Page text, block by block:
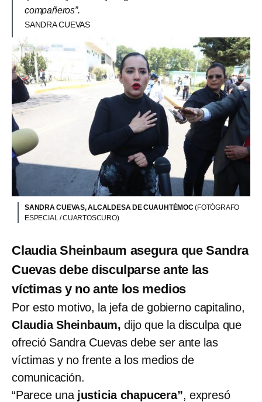
compañeros”.
SANDRA CUEVAS
SANDRA CUEVAS, ALCALDESA DE CUAUHTÉMOC(FOTÓGRAFO
ESPECIAL / CUARTOSCURO)
Claudia Sheinbaum asegura que Sandra
Cuevas debe disculparse ante las
víctimas y no ante los medios
Por esto motivo, la jefa de gobierno capitalino,
Claudia Sheinbaum,dijo que la disculpa que
ofreció Sandra Cuevas debe ser ante las
víctimas y no frente a los medios de
comunicación.
“Parece unajusticia chapucera”, expresó